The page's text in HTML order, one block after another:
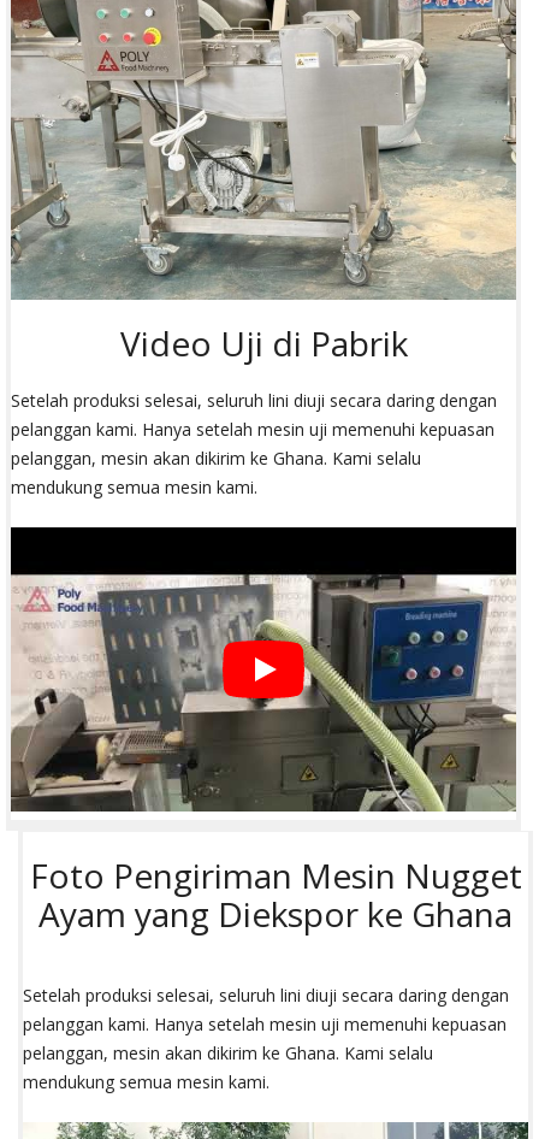
Video Uji di Pabrik
Setelah produksi selesai, seluruh lini diuji secara daring dengan
pelanggan kami. Hanya setelah mesin uji memenuhi kepuasan
pelanggan, mesin akan dikirim ke Ghana. Kami selalu
mendukung semua mesin kami.
Foto Pengiriman Mesin Nugget
Ayam yang Diekspor ke Ghana
Setelah produksi selesai, seluruh lini diuji secara daring dengan
pelanggan kami. Hanya setelah mesin uji memenuhi kepuasan
pelanggan, mesin akan dikirim ke Ghana. Kami selalu
mendukung semua mesin kami.